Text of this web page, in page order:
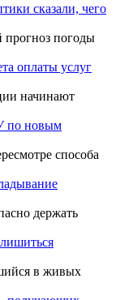
сказали, чего
прогноз погоды
оплаты услуг
начинают
по новым
способа
держать
в живых